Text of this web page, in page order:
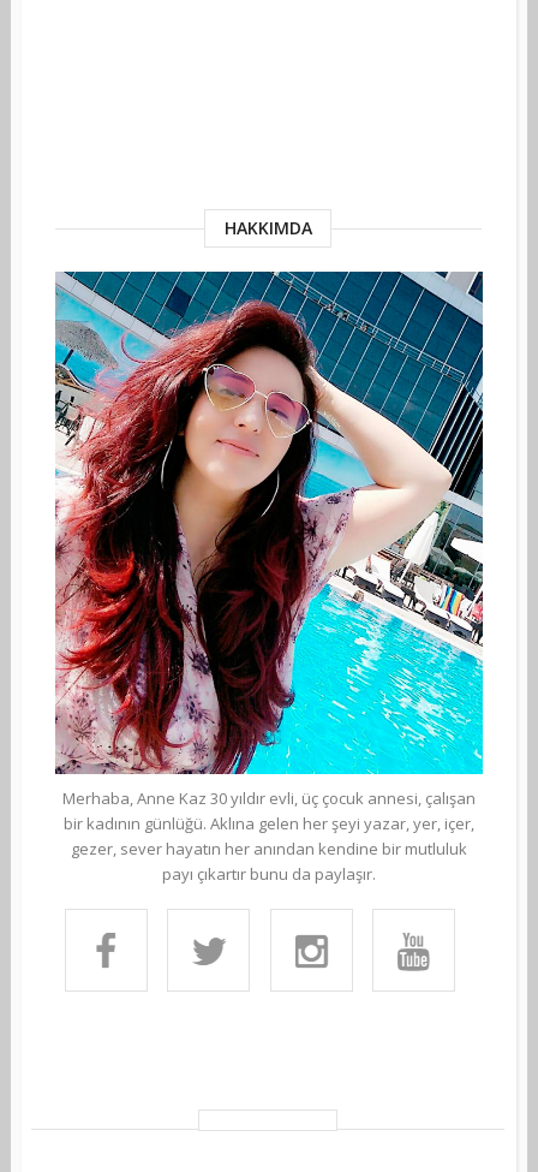
HAKKIMDA
Merhaba, Anne Kaz 30 yıldır evli, üç çocuk annesi, çalışan
bir kadının günlüğü. Aklına gelen her şeyi yazar, yer, içer,
gezer, sever hayatın her anından kendine bir mutluluk
payı çıkartır bunu da paylaşır.